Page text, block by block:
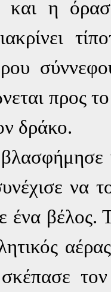
και η
προς
δράκο.
να
ένα